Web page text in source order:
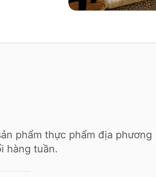
phẩm thực phẩm địa phương
hàng tuần.